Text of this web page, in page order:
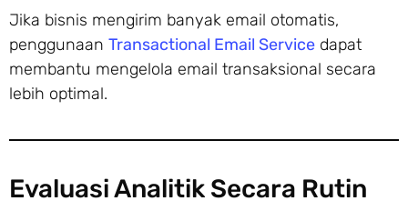
Jika bisnis mengirim banyak email otomatis,
penggunaan Transactional Email Service dapat
membantu mengelola email transaksional secara
lebih optimal.
Evaluasi Analitik Secara Rutin